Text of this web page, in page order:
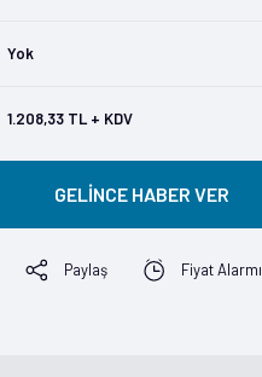
Yok
1.208,33 TL + KDV
GELİNCE HABER VER
Paylaş Fiyat Alarmı